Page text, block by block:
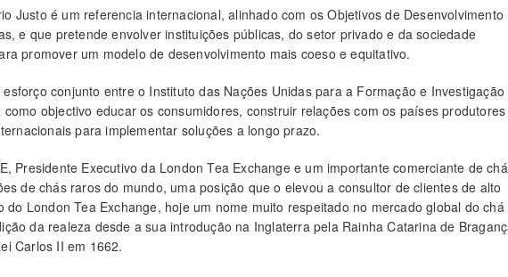
Justo é um referencia internacional, alinhado com os Objetivos de Desenvolvimento
e que pretende envolver instituições públicas, do setor privado e da sociedade
promover um modelo de desenvolvimento mais coeso e equitativo.
conjunto entre o Instituto das Nações Unidas para a Formação e Investigação
objectivo educar os consumidores, construir relações com os países produtores
para implementar soluções a longo prazo.
Presidente Executivo da London Tea Exchange e um importante comerciante de
de chás raros do mundo, uma posição que o elevou a consultor de clientes de alto
London Tea Exchange, hoje um nome muito respeitado no mercado global do chá
da realeza desde a sua introdução na Inglaterra pela Rainha Catarina de
Carlos II em 1662.